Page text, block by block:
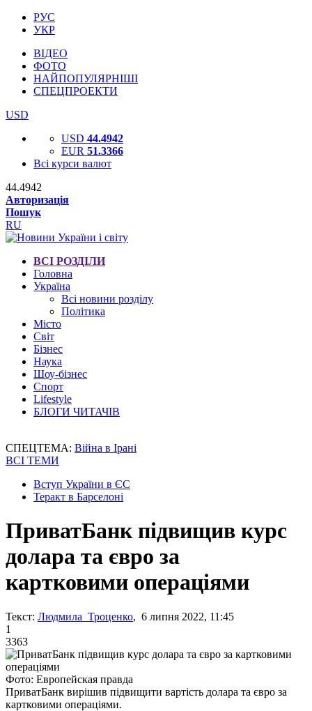
РУС
УКР
ВІДЕО
ФОТО
НАЙПОПУЛЯРНІШІ
СПЕЦПРОЕКТИ
USD
USD 44.4942
EUR 51.3366
Всі курси валют
44.4942
Авторизація
Пошук
RU
ВСІ РОЗДІЛИ
Головна
Україна
Всі новини розділу
Політика
Місто
Світ
Бізнес
Наука
Шоу-бізнес
Спорт
Lifestyle
БЛОГИ ЧИТАЧІВ
СПЕЦТЕМА: Війна в Ірані
ВСІ ТЕМИ
Вступ України в ЄС
Теракт в Барселоні
ПриватБанк підвищив курс
долара та євро за
картковими операціями
Текст: Людмила Троценко, 6 липня 2022, 11:45
1
3363
Фото: Европейская правда
ПриватБанк вирішив підвищити вартість долара та євро за
картковими операціями.